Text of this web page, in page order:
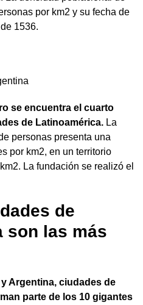
por km2 y su fecha de
1536.
se encuentra el cuarto
de Latinoamérica. La
personas presenta una
por km2, en un territorio
La fundación se realizó el
de
son las más
Argentina, ciudades de
parte de los 10 gigantes